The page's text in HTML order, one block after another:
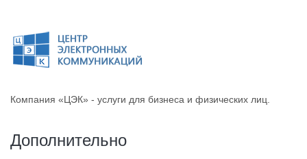
Компания «ЦЭК» - услуги для бизнеса и физических лиц.
Дополнительно